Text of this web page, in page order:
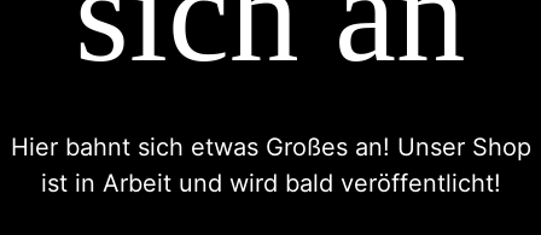
Hier bahnt sich etwas Großes an! Unser Shop
ist in Arbeit und wird bald veröffentlicht!